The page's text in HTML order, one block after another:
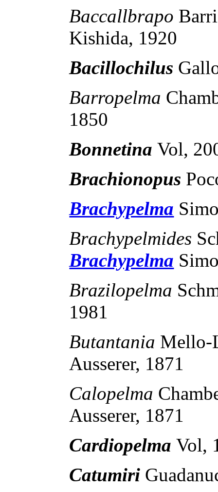
Baccallbrapo
Kishida, 1920
Bacillochilus
Barropelma
1850
BonnetinaVol,
Brachionopus
Brachypelma
Brachypelmides
Brachypelma
Brazilopelma
1981
Butantania
Ausserer, 1871
Calopelma
Ausserer, 1871
CardiopelmaVol,
Catumiri